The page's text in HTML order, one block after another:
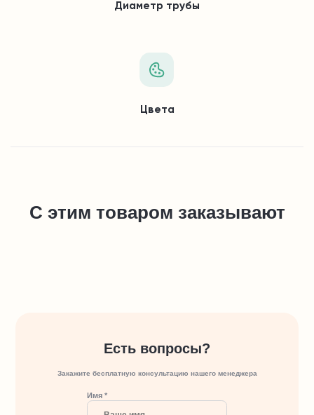
Диаметр трубы
Цвета
С этим товаром заказывают
Есть вопросы?
Закажите бесплатную консультацию нашего менеджера
Имя *